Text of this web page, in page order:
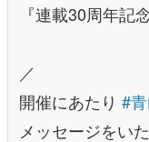
『連載30周年記
／
開催にあたり #
メッセージをい